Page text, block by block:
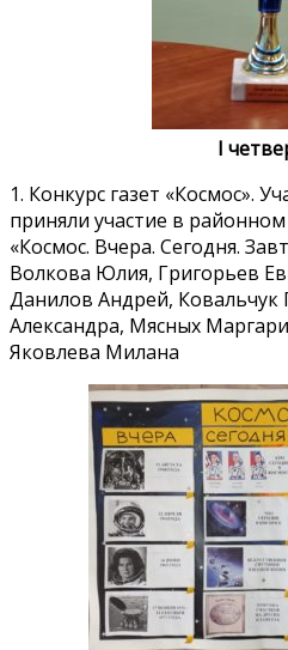
I
1. Конкурс газет «Космос».
приняли участие в районном
«Космос. Вчера. Сегодня.
Волкова Юлия, Григорьев
Данилов Андрей, Ковальчук
Александра, Мясных
Яковлева Милана